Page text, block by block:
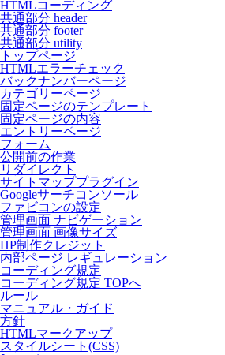
HTMLコーディング
共通部分 header
共通部分 footer
共通部分 utility
トップページ
HTMLエラーチェック
バックナンバーページ
カテゴリーページ
固定ページのテンプレート
固定ページの内容
エントリーページ
フォーム
公開前の作業
リダイレクト
サイトマッププラグイン
Googleサーチコンソール
ファビコンの設定
管理画面 ナビゲーション
管理画面 画像サイズ
HP制作クレジット
内部ページ レギュレーション
コーディング規定
コーディング規定 TOPへ
ルール
マニュアル・ガイド
方針
HTMLマークアップ
スタイルシート(CSS)